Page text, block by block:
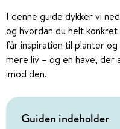
I denne guide dykker vi
og hvordan du helt
får inspiration til planter
mere liv – og en have,
imod den.
Guiden indeholder